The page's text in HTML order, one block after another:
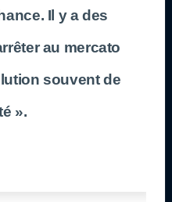
Il y a des
au mercato
souvent de
».